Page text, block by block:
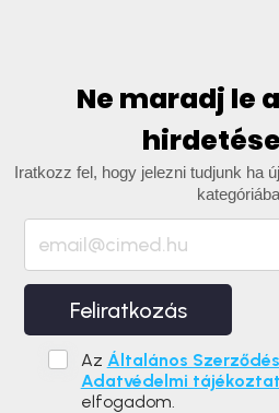
Ne maradj le
Iratkozz fel, hogy jelezni tudjunk ha
Feliratkozás
Az Általános
Adatvédelmi
elfogadom.